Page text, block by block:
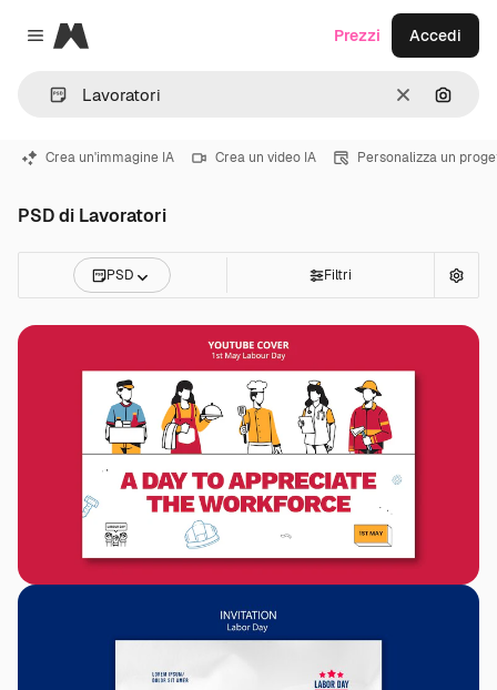
Close menu
Magnific
CancellaCerca
Prezzi Accedi
Crea un'immagine IA Crea un video IA Personalizza un
PSD di Lavoratori
PSD Filtri